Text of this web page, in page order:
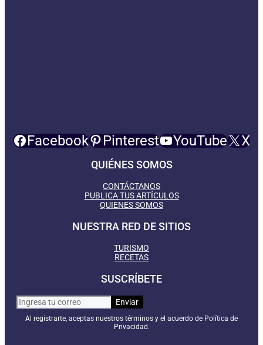
Facebook Pinterest YouTube X
QUIÉNES SOMOS
CONTÁCTANOS
PUBLICA TUS ARTÍCULOS
QUIENES SOMOS
NUESTRA RED DE SITIOS
TURISMO
RECETAS
SUSCRÍBETE
Al registrarte, aceptas nuestros términos y el acuerdo de Política de
Privacidad.